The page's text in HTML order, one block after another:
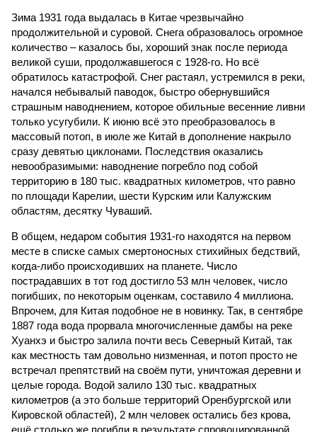
Зима 1931 года выдалась в Китае чрезвычайно
продолжительной и суровой. Снега образовалось огромное
количество – казалось бы, хороший знак после периода
великой суши, продолжавшегося с 1928-го. Но всё
обратилось катастрофой. Снег растаял, устремился в реки,
начался небывалый паводок, быстро обернувшийся
страшным наводнением, которое обильные весенние ливни
только усугубили. К июню всё это преобразовалось в
массовый потоп, в июле же Китай в дополнение накрыло
сразу девятью циклонами. Последствия оказались
невообразимыми: наводнение погребло под собой
территорию в 180 тыс. квадратных километров, что равно
по площади Карелии, шести Курским или Калужским
областям, десятку Чуваший.
В общем, недаром события 1931-го находятся на первом
месте в списке самых смертоносных стихийных бедствий,
когда-либо происходивших на планете. Число
пострадавших в тот год достигло 53 млн человек, число
погибших, по некоторым оценкам, составило 4 миллиона.
Впрочем, для Китая подобное не в новинку. Так, в сентябре
1887 года вода прорвала многочисленные дамбы на реке
Хуанхэ и быстро залила почти весь Северный Китай, так
как местность там довольно низменная, и потоп просто не
встречал препятствий на своём пути, уничтожая деревни и
целые города. Водой залило 130 тыс. квадратных
километров (а это больше территорий Оренбургской или
Кировской областей), 2 млн человек остались без крова,
ещё столько же погибли в результате спровоцированной